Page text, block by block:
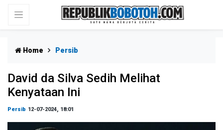
Home Persib
David da Silva Sedih Melihat
Kenyataan Ini
Persib 12-07-2024, 18:01